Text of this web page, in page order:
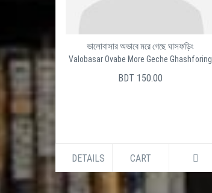
ভালোবাসার অভাবে মরে গেছে ঘাসফড়িং
Valobasar Ovabe More Geche Ghashforing
BDT 150.00
DETAILS CART